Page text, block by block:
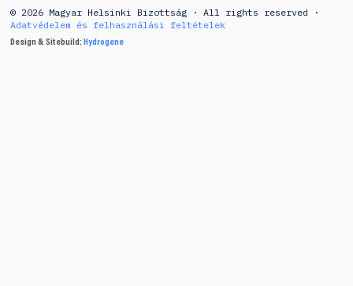
© 2026 Magyar Helsinki Bizottság · All rights reserved ·
Adatvédelem és felhasználási feltételek
Design & Sitebuild: Hydrogene